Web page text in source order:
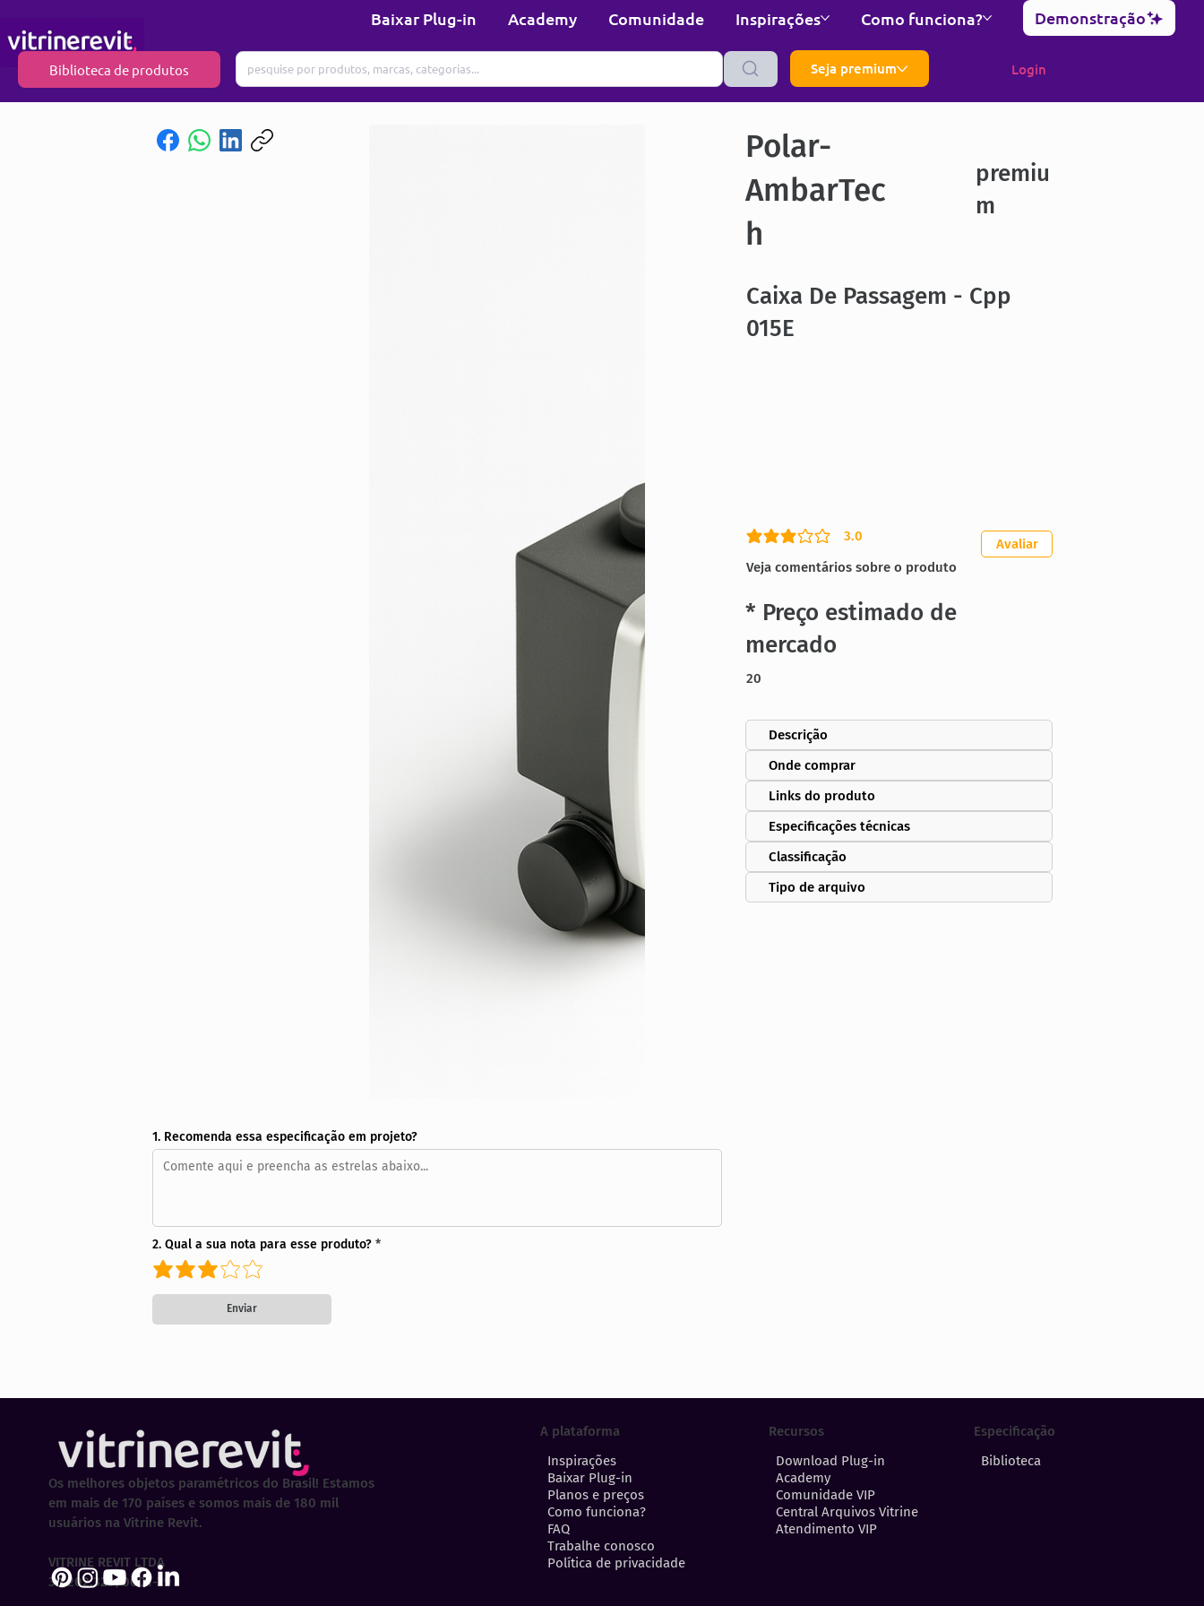
Baixar Plug-in Academy Comunidade Inspirações Como funciona? Demonstração
Biblioteca de produtos Seja premium Login
Polar-
AmbarTec
h
premiu
m
Caixa De Passagem - Cpp
015E
3.0
classificação média é 3 de 5
Veja comentários sobre o produto
Avaliar
* Preço estimado de
mercado
20
Descrição
Onde comprar
Links do produto
Especificações técnicas
Classificação
Tipo de arquivo
1. Recomenda essa especificação em projeto?
2. Qual a sua nota para esse produto?
Enviar
A plataforma
Inspirações
Baixar Plug-in
Planos e preços
Como funciona?
FAQ
Trabalhe conosco
Política de privacidade
Recursos
Download Plug-in
Academy
Comunidade VIP
Central Arquivos Vitrine
Atendimento VIP
Especificação
Biblioteca
Os melhores objetos paramétricos do Brasil! Estamos
em mais de 170 países e somos mais de 180 mil
usuários na Vitrine Revit.
VITRINE REVIT LTDA
30.202.323/0001-29